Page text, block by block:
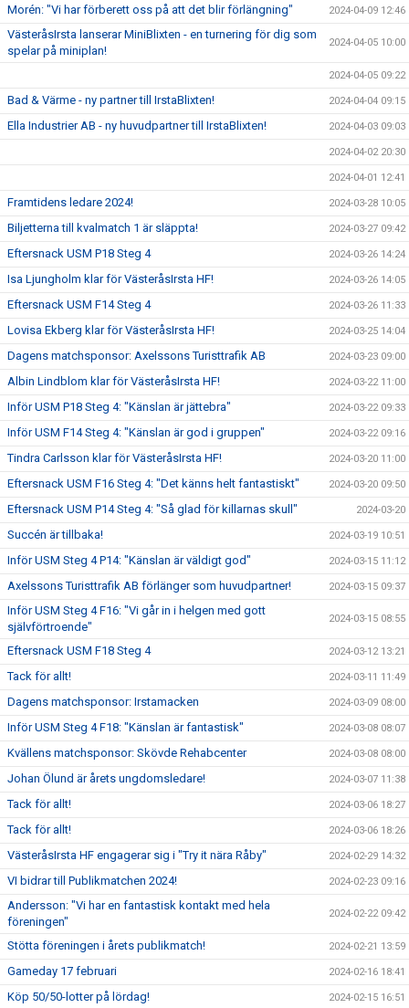
Morén: "Vi har förberett oss på att det blir förlängning" 2024-04-09 12:46
VästeråsIrsta lanserar MiniBlixten - en turnering för dig som
spelar på miniplan!
2024-04-05 10:00
2024-04-05 09:22
Bad & Värme - ny partner till IrstaBlixten! 2024-04-04 09:15
Ella Industrier AB - ny huvudpartner till IrstaBlixten! 2024-04-03 09:03
2024-04-02 20:30
2024-04-01 12:41
Framtidens ledare 2024! 2024-03-28 10:05
Biljetterna till kvalmatch 1 är släppta! 2024-03-27 09:42
Eftersnack USM P18 Steg 4 2024-03-26 14:24
Isa Ljungholm klar för VästeråsIrsta HF! 2024-03-26 14:05
Eftersnack USM F14 Steg 4 2024-03-26 11:33
Lovisa Ekberg klar för VästeråsIrsta HF! 2024-03-25 14:04
Dagens matchsponsor: Axelssons Turisttrafik AB 2024-03-23 09:00
Albin Lindblom klar för VästeråsIrsta HF! 2024-03-22 11:00
Inför USM P18 Steg 4: "Känslan är jättebra" 2024-03-22 09:33
Inför USM F14 Steg 4: "Känslan är god i gruppen" 2024-03-22 09:16
Tindra Carlsson klar för VästeråsIrsta HF! 2024-03-20 11:00
Eftersnack USM F16 Steg 4: "Det känns helt fantastiskt" 2024-03-20 09:50
Eftersnack USM P14 Steg 4: "Så glad för killarnas skull" 2024-03-20
Succén är tillbaka! 2024-03-19 10:51
Inför USM Steg 4 P14: "Känslan är väldigt god" 2024-03-15 11:12
Axelssons Turisttrafik AB förlänger som huvudpartner! 2024-03-15 09:37
Inför USM Steg 4 F16: "Vi går in i helgen med gott
självförtroende"
2024-03-15 08:55
Eftersnack USM F18 Steg 4 2024-03-12 13:21
Tack för allt! 2024-03-11 11:49
Dagens matchsponsor: Irstamacken 2024-03-09 08:00
Inför USM Steg 4 F18: "Känslan är fantastisk" 2024-03-08 08:07
Kvällens matchsponsor: Skövde Rehabcenter 2024-03-08 08:00
Johan Ölund är årets ungdomsledare! 2024-03-07 11:38
Tack för allt! 2024-03-06 18:27
Tack för allt! 2024-03-06 18:26
VästeråsIrsta HF engagerar sig i "Try it nära Råby" 2024-02-29 14:32
VI bidrar till Publikmatchen 2024! 2024-02-23 09:16
Andersson: "Vi har en fantastisk kontakt med hela
föreningen"
2024-02-22 09:42
Stötta föreningen i årets publikmatch! 2024-02-21 13:59
Gameday 17 februari 2024-02-16 18:41
Köp 50/50-lotter på lördag! 2024-02-15 16:51